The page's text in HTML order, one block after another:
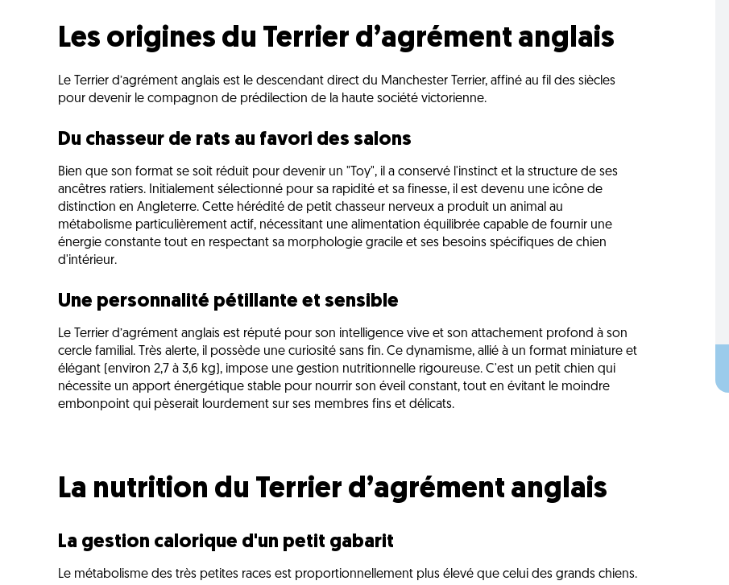
Les origines du Terrier d’agrément anglais
Le Terrier d’agrément anglais est le descendant direct du Manchester Terrier, affiné au fil des siècles
pour devenir le compagnon de prédilection de la haute société victorienne.
Du chasseur de rats au favori des salons
Bien que son format se soit réduit pour devenir un "Toy", il a conservé l'instinct et la structure de ses
ancêtres ratiers. Initialement sélectionné pour sa rapidité et sa finesse, il est devenu une icône de
distinction en Angleterre. Cette hérédité de petit chasseur nerveux a produit un animal au
métabolisme particulièrement actif, nécessitant une alimentation équilibrée capable de fournir une
énergie constante tout en respectant sa morphologie gracile et ses besoins spécifiques de chien
d'intérieur.
Une personnalité pétillante et sensible
Le Terrier d’agrément anglais est réputé pour son intelligence vive et son attachement profond à son
cercle familial. Très alerte, il possède une curiosité sans fin. Ce dynamisme, allié à un format miniature et
élégant (environ 2,7 à 3,6 kg), impose une gestion nutritionnelle rigoureuse. C'est un petit chien qui
nécessite un apport énergétique stable pour nourrir son éveil constant, tout en évitant le moindre
embonpoint qui pèserait lourdement sur ses membres fins et délicats.
La nutrition du Terrier d’agrément anglais
La gestion calorique d'un petit gabarit
Le métabolisme des très petites races est proportionnellement plus élevé que celui des grands chiens.